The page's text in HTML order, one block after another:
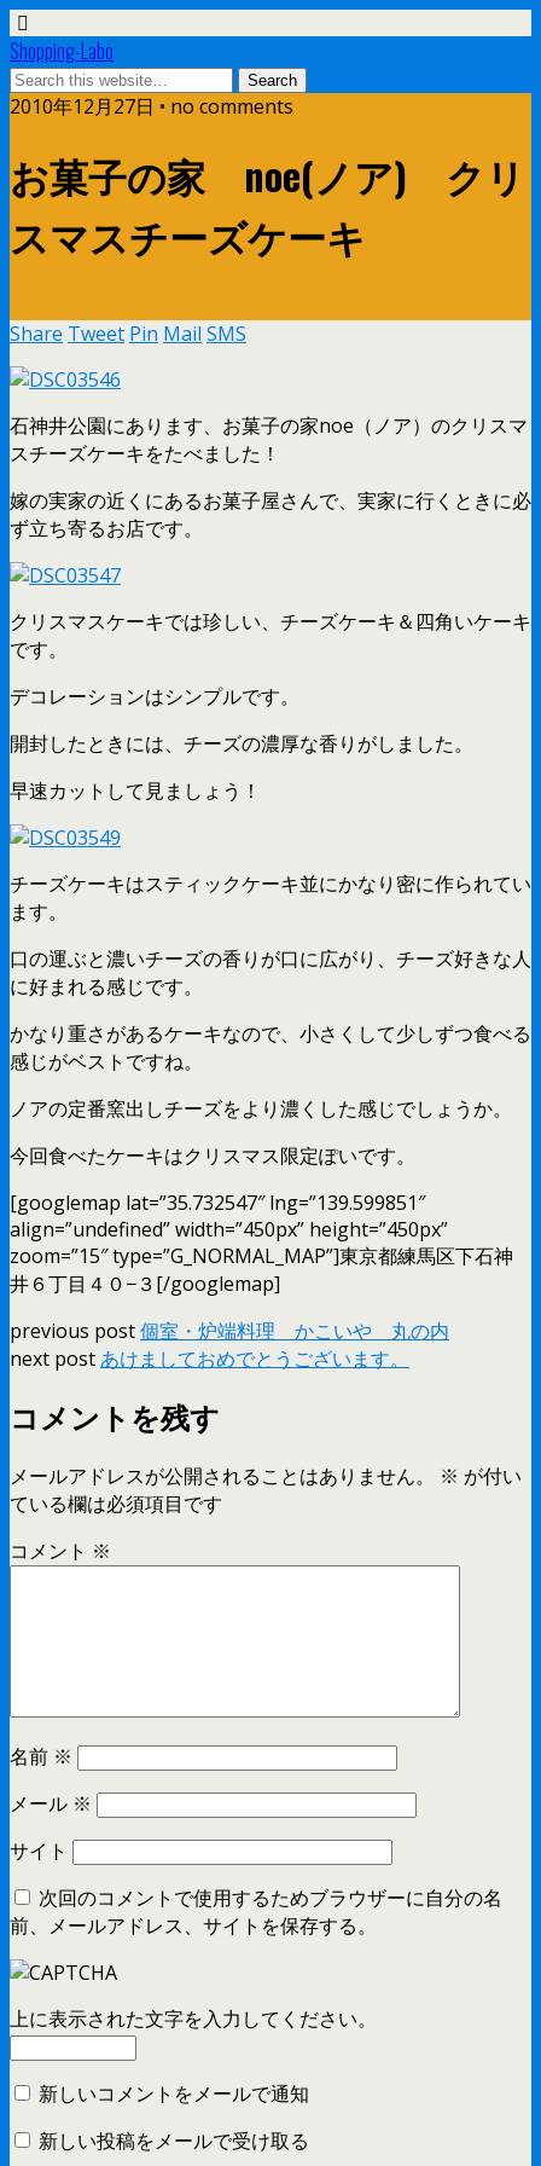
Shopping-Labo
2010年12月27日 • no comments
お菓子の家 noe(ノア) クリ
スマスチーズケーキ
Share Tweet Pin Mail SMS
石神井公園にあります、お菓子の家noe（ノア）のクリスマ
スチーズケーキをたべました！
嫁の実家の近くにあるお菓子屋さんで、実家に行くときに必
ず立ち寄るお店です。
クリスマスケーキでは珍しい、チーズケーキ＆四角いケーキ
です。
デコレーションはシンプルです。
開封したときには、チーズの濃厚な香りがしました。
早速カットして見ましょう！
チーズケーキはスティックケーキ並にかなり密に作られてい
ます。
口の運ぶと濃いチーズの香りが口に広がり、チーズ好きな人
に好まれる感じです。
かなり重さがあるケーキなので、小さくして少しずつ食べる
感じがベストですね。
ノアの定番窯出しチーズをより濃くした感じでしょうか。
今回食べたケーキはクリスマス限定ぽいです。
[googlemap lat=”35.732547″ lng=”139.599851″
align=”undefined” width=”450px” height=”450px”
zoom=”15″ type=”G_NORMAL_MAP”]東京都練馬区下石神
井６丁目４０−３[/googlemap]
previous post個室・炉端料理 かこいや 丸の内
next post あけましておめでとうございます。
コメントを残す
メールアドレスが公開されることはありません。 ※ が付い
ている欄は必須項目です
コメント ※
名前 ※
メール ※
サイト
次回のコメントで使用するためブラウザーに自分の名
前、メールアドレス、サイトを保存する。
上に表示された文字を入力してください。
新しいコメントをメールで通知
新しい投稿をメールで受け取る